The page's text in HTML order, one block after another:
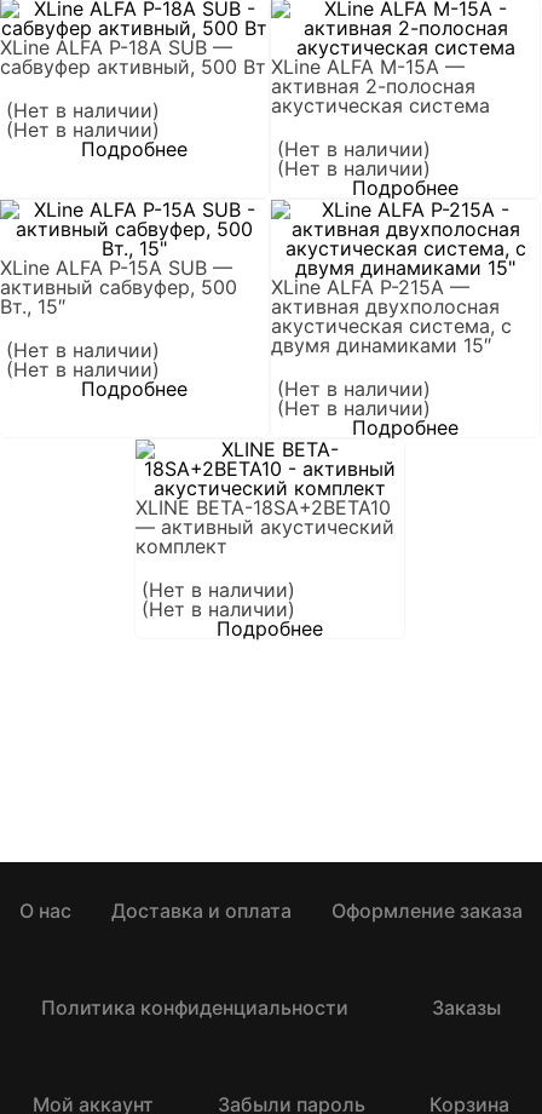
XLine ALFA P-18A SUB —
сабвуфер активный, 500 Вт
(Нет в наличии)
(Нет в наличии)
Подробнее
XLine ALFA M-15A —
активная 2-полосная
акустическая система
(Нет в наличии)
(Нет в наличии)
Подробнее
XLine ALFA P-15A SUB —
активный сабвуфер, 500
Вт., 15″
(Нет в наличии)
(Нет в наличии)
Подробнее
XLine ALFA P-215A —
активная двухполосная
акустическая система, с
двумя динамиками 15″
(Нет в наличии)
(Нет в наличии)
Подробнее
XLINE BETA-18SA+2BETA10
— активный акустический
комплект
(Нет в наличии)
(Нет в наличии)
Подробнее
О нас Доставка и оплата Оформление заказа
Политика конфиденциальности Заказы
Мой аккаунт Забыли пароль Корзина